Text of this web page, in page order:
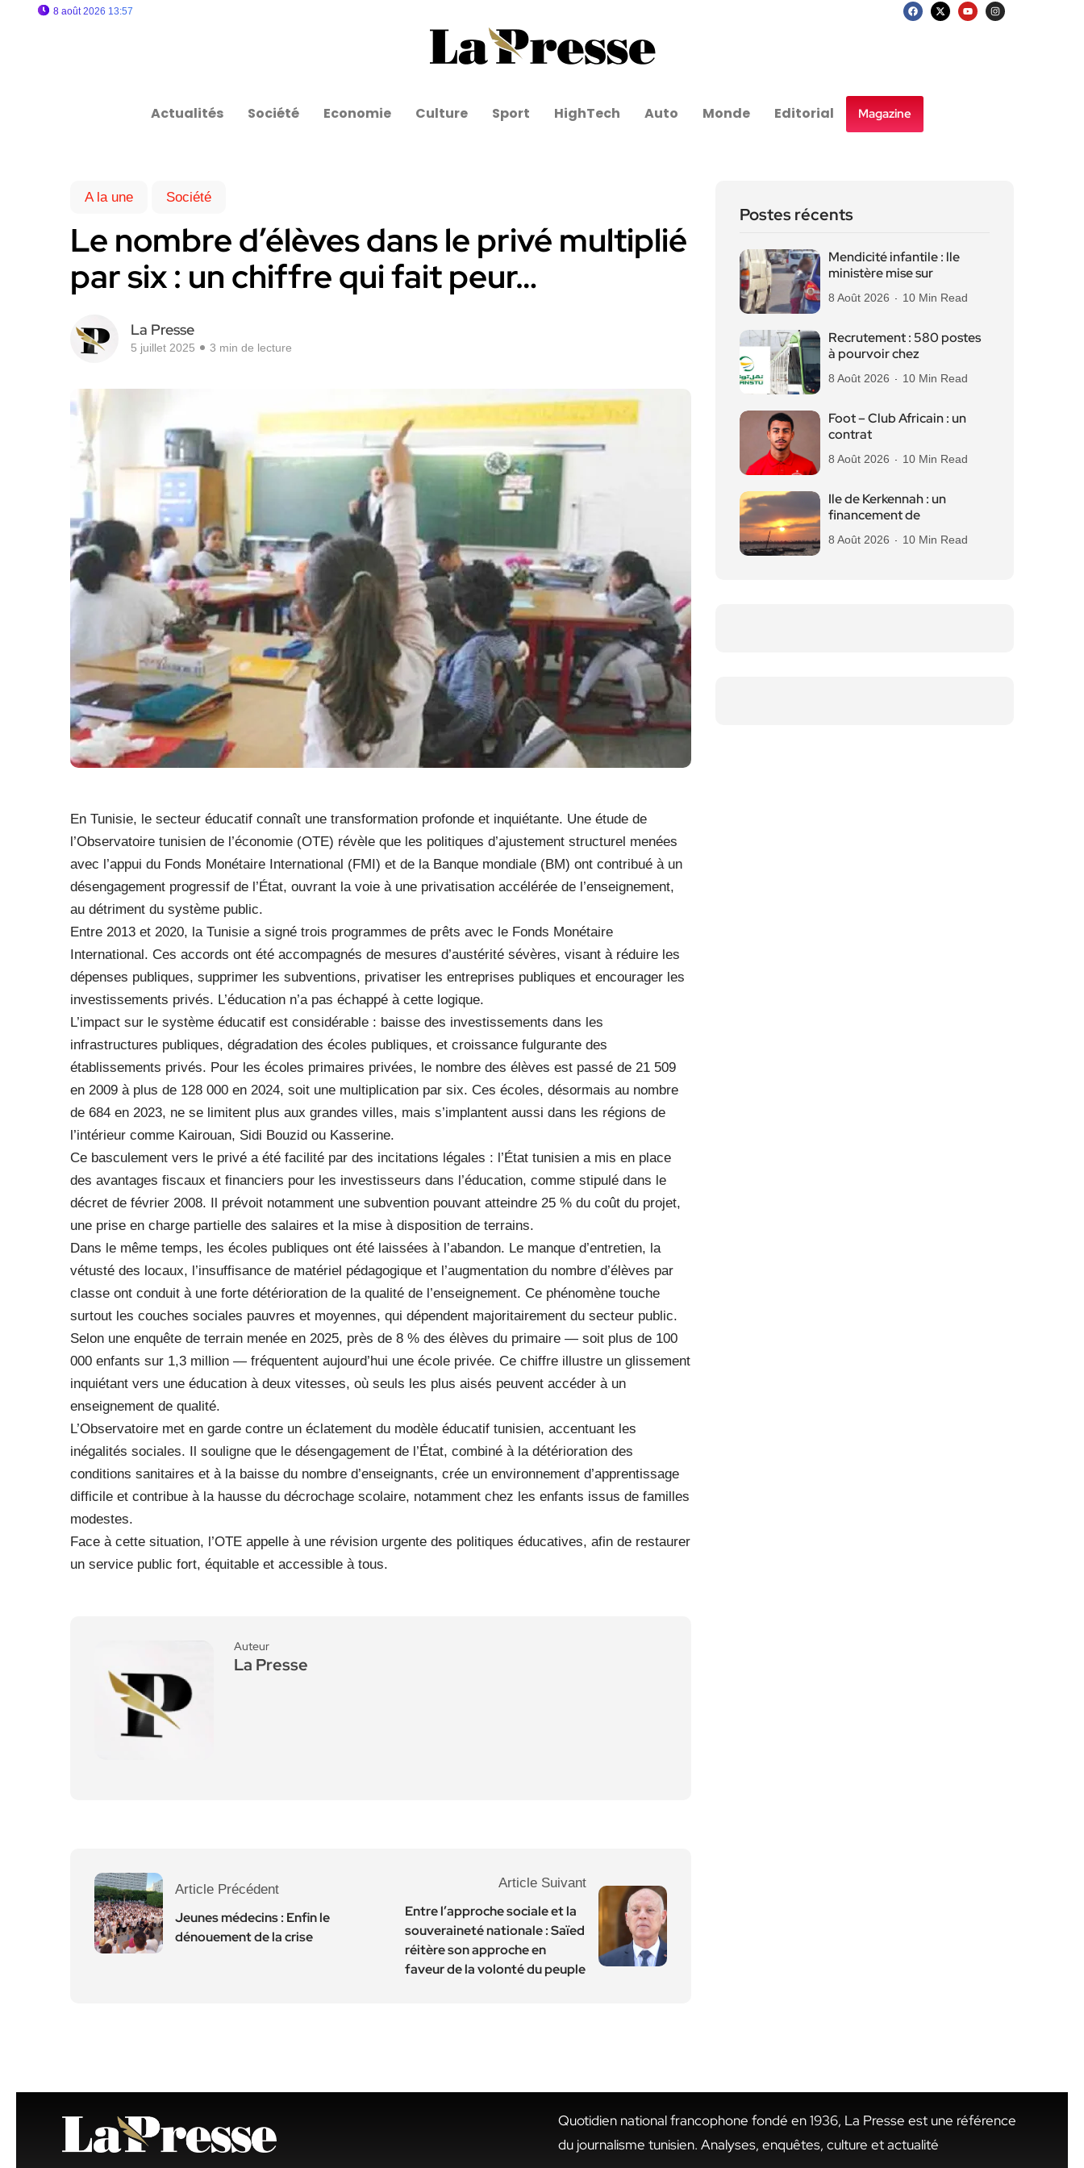
8 août 2026 13:57
Actualités Société Economie Culture Sport HighTech Auto Monde Editorial Magazine
A la une Société
Le nombre d’élèves dans le privé multiplié
par six : un chiffre qui fait peur…
La Presse
5 juillet 2025 3 min de lecture
En Tunisie, le secteur éducatif connaît une transformation profonde et inquiétante. Une étude de
l’Observatoire tunisien de l’économie (OTE) révèle que les politiques d’ajustement structurel menées
avec l’appui du Fonds Monétaire International (FMI) et de la Banque mondiale (BM) ont contribué à un
désengagement progressif de l’État, ouvrant la voie à une privatisation accélérée de l’enseignement,
au détriment du système public.
Entre 2013 et 2020, la Tunisie a signé trois programmes de prêts avec le Fonds Monétaire
International. Ces accords ont été accompagnés de mesures d’austérité sévères, visant à réduire les
dépenses publiques, supprimer les subventions, privatiser les entreprises publiques et encourager les
investissements privés. L’éducation n’a pas échappé à cette logique.
L’impact sur le système éducatif est considérable : baisse des investissements dans les
infrastructures publiques, dégradation des écoles publiques, et croissance fulgurante des
établissements privés. Pour les écoles primaires privées, le nombre des élèves est passé de 21 509
en 2009 à plus de 128 000 en 2024, soit une multiplication par six. Ces écoles, désormais au nombre
de 684 en 2023, ne se limitent plus aux grandes villes, mais s’implantent aussi dans les régions de
l’intérieur comme Kairouan, Sidi Bouzid ou Kasserine.
Ce basculement vers le privé a été facilité par des incitations légales : l’État tunisien a mis en place
des avantages fiscaux et financiers pour les investisseurs dans l’éducation, comme stipulé dans le
décret de février 2008. Il prévoit notamment une subvention pouvant atteindre 25 % du coût du projet,
une prise en charge partielle des salaires et la mise à disposition de terrains.
Dans le même temps, les écoles publiques ont été laissées à l’abandon. Le manque d’entretien, la
vétusté des locaux, l’insuffisance de matériel pédagogique et l’augmentation du nombre d’élèves par
classe ont conduit à une forte détérioration de la qualité de l’enseignement. Ce phénomène touche
surtout les couches sociales pauvres et moyennes, qui dépendent majoritairement du secteur public.
Selon une enquête de terrain menée en 2025, près de 8 % des élèves du primaire — soit plus de 100
000 enfants sur 1,3 million — fréquentent aujourd’hui une école privée. Ce chiffre illustre un glissement
inquiétant vers une éducation à deux vitesses, où seuls les plus aisés peuvent accéder à un
enseignement de qualité.
L’Observatoire met en garde contre un éclatement du modèle éducatif tunisien, accentuant les
inégalités sociales. Il souligne que le désengagement de l’État, combiné à la détérioration des
conditions sanitaires et à la baisse du nombre d’enseignants, crée un environnement d’apprentissage
difficile et contribue à la hausse du décrochage scolaire, notamment chez les enfants issus de familles
modestes.
Face à cette situation, l’OTE appelle à une révision urgente des politiques éducatives, afin de restaurer
un service public fort, équitable et accessible à tous.
Auteur
La Presse
Article Précédent
Jeunes médecins : Enfin le
dénouement de la crise
Article Suivant
Entre l’approche sociale et la
souveraineté nationale : Saïed
réitère son approche en
faveur de la volonté du peuple
Postes récents
Mendicité infantile : lle
ministère mise sur
8 Août 2026 10 Min Read
Recrutement : 580 postes
à pourvoir chez
8 Août 2026 10 Min Read
Foot – Club Africain : un
contrat
8 Août 2026 10 Min Read
Ile de Kerkennah : un
financement de
8 Août 2026 10 Min Read
Quotidien national francophone fondé en 1936, La Presse est une référence
du journalisme tunisien. Analyses, enquêtes, culture et actualité